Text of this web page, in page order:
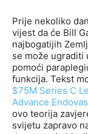
Prije nekoliko
vijest da će Bill
najbogatijih
se može ugraditi
pomoći
funkcija. Tekst
$75M Series C
Advance
ovo teorija
svijetu zapravo